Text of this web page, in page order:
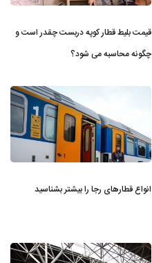
قیمت بلیط قطار کوپه دربست چقدر است و
چگونه محاسبه می ‌شود؟
انواع قطارهای رجا را بیشتر بشناسید